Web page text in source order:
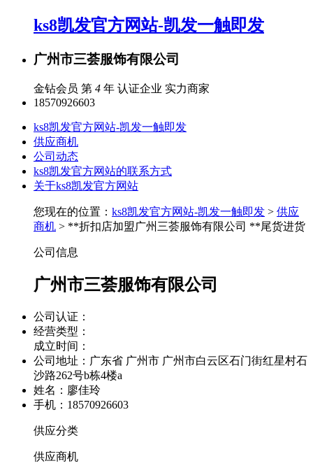
ks8凯发官方网站-凯发一触即发
广州市三荟服饰有限公司
金钻会员 第 4 年 认证企业 实力商家
18570926603
ks8凯发官方网站-凯发一触即发
供应商机
公司动态
ks8凯发官方网站的联系方式
关于ks8凯发官方网站
您现在的位置： ks8凯发官方网站-凯发一触即发 > 供应
商机 > **折扣店加盟广州三荟服饰有限公司 **尾货进货
公司信息
广州市三荟服饰有限公司
公司认证：
经营类型：
成立时间：
公司地址： 广东省 广州市 广州市白云区石门街红星村石
沙路262号b栋4楼a
姓名：廖佳玲
手机：18570926603
供应分类
供应商机